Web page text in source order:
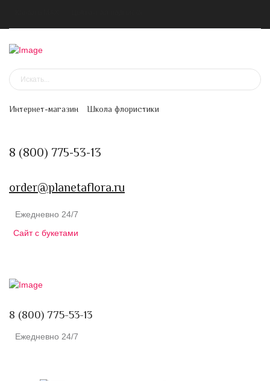
Интернет-магазин Школа флористики
8 (800) 775-53-13
order@planetaflora.ru
Ежедневно 24/7
Сайт с букетами
8 (800) 775-53-13
Ежедневно 24/7